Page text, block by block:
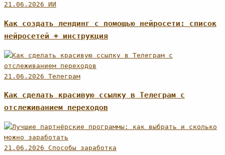
21.06.2026 ИИ
Как создать лендинг с помощью нейросети: список
нейросетей + инструкция
21.06.2026 Телеграм
Как сделать красивую ссылку в Телеграм с
отслеживанием переходов
21.06.2026 Способы заработка